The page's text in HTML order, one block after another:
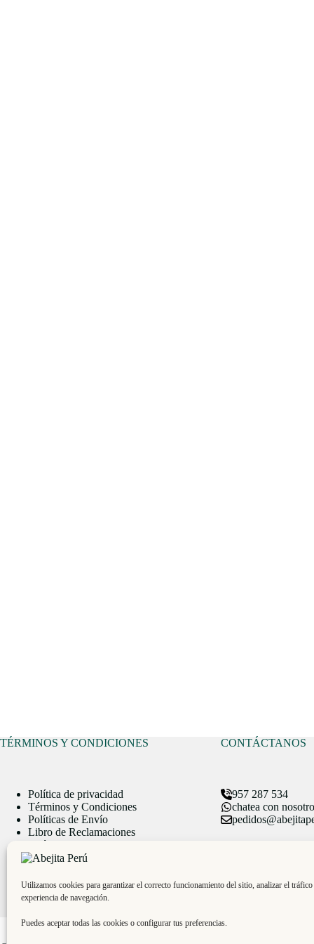
Utilizamos cookies para garantizar el correcto funcionamiento del sitio, analizar el
experiencia de navegación.
Puedes aceptar todas las cookies o configurar tus preferencias.
TÉRMINOS Y CONDICIONES
Política de privacidad
Términos y Condiciones
Políticas de Envío
Libro de Reclamaciones
Política de Cookies
Política de Cambios y
CONTÁCTANOS
957 287 534
chatea con